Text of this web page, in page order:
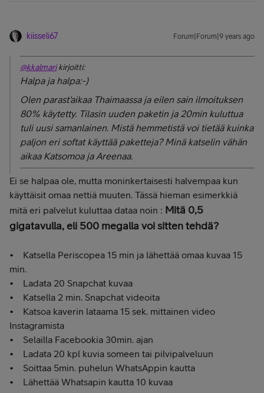
kiisseli67 Forum|Forum|9 years ago
@kkalmarikirjoitti:
Halpa ja halpa:-)
Olen parast'aikaa Thaimaassa ja eilen sain ilmoituksen
80% käytetty. Tilasin uuden paketin ja 20min kuluttua
tuli uusi samanlainen. Mistä hemmetistä voi tietää kuinka
paljon eri softat käyttää paketteja? Minä katselin vähän
aikaa Katsomoa ja Areenaa.
Ei se halpaa ole, mutta moninkertaisesti halvempaa kun
käyttäisit omaa nettiä muuten. Tässä hieman esimerkkiä
mitä eri palvelut kuluttaa dataa noin : Mitä 0,5
gigatavulla, eli 500 megalla voi sitten tehdä?
• Katsella Periscopea 15 min ja lähettää omaa kuvaa 15
min.
• Ladata 20 Snapchat kuvaa
• Katsella 2 min. Snapchat videoita
• Katsoa kaverin lataama 15 sek. mittainen video
Instagramista
• Selailla Facebookia 30min. ajan
• Ladata 20 kpl kuvia someen tai pilvipalveluun
• Soittaa 5min. puhelun WhatsAppin kautta
• Lähettää Whatsapin kautta 10 kuvaa